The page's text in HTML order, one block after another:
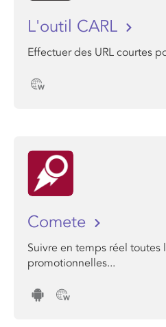
L'outil CARL
Effectuer des URL courtes
Comete
Suivre en temps réel toutes
promotionnelles...